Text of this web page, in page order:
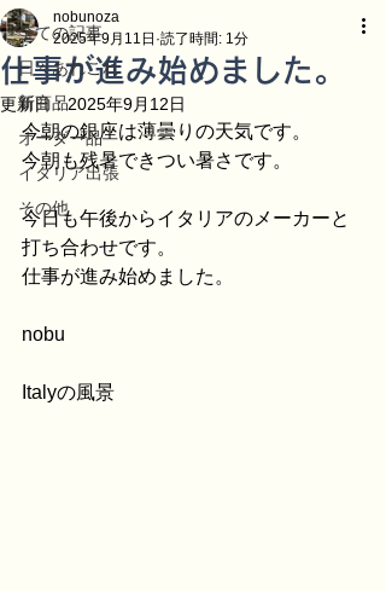
全ての記事
日々あれこれ
新商品
オーダー品
イタリア出張
その他
仕事が進み始めました。
nobunoza
2025年9月11日 読了時間: 1分
更新日：2025年9月12日
今朝の銀座は薄曇りの天気です。
今朝も残暑できつい暑さです。
今日も午後からイタリアのメーカーと
打ち合わせです。
仕事が進み始めました。
nobu
Italyの風景